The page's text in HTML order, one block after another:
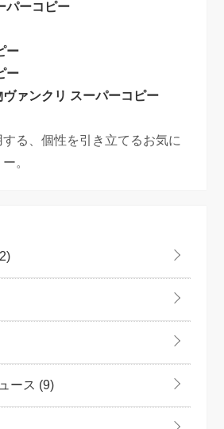
パーコピー
ー
ー
ヴァンクリ スーパーコピー
る、個性を引き立てるお気に
。
ース (9)